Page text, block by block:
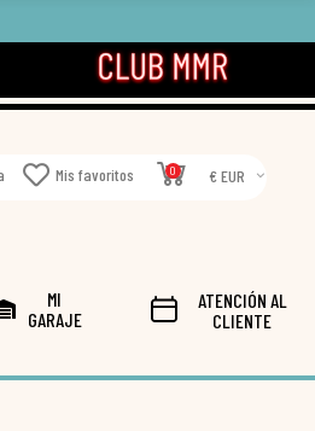
Mis favoritos 0 € EUR
MI
GARAJE
ATENCIÓN AL
CLIENTE